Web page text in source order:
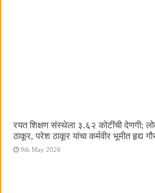
रयत शिक्षण संस्थेला ३.६२ कोटींची देणगी;
ठाकूर, परेश ठाकूर यांचा कर्मवीर भूमीत हृद्य
9th May 2026